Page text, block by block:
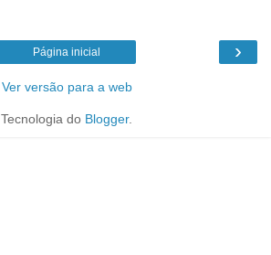
›
Página inicial
Ver versão para a web
Tecnologia do Blogger.